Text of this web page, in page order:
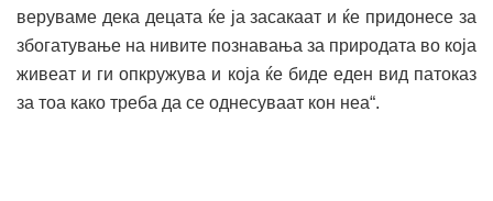
веруваме дека децата ќе ја засакаат и ќе придонесе за
збогатување на нивите познавања за природата во која
живеат и ги опкружува и која ќе биде еден вид патоказ
за тоа како треба да се однесуваат кон неа“.